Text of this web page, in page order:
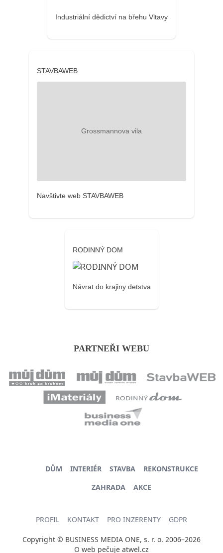
Industriální dědictví na břehu Vltavy
STAVBAWEB
Navštivte web STAVBAWEB
RODINNÝ DOM
Návrat do krajiny detstva
PARTNEŘI WEBU
DŮM INTERIÉR STAVBA
REKONSTRUKCE
ZAHRADA
AKCE
PROFIL KONTAKT PRO INZERENTY GDPR
Copyright © BUSINESS MEDIA ONE, s. r. o. 2006–2026